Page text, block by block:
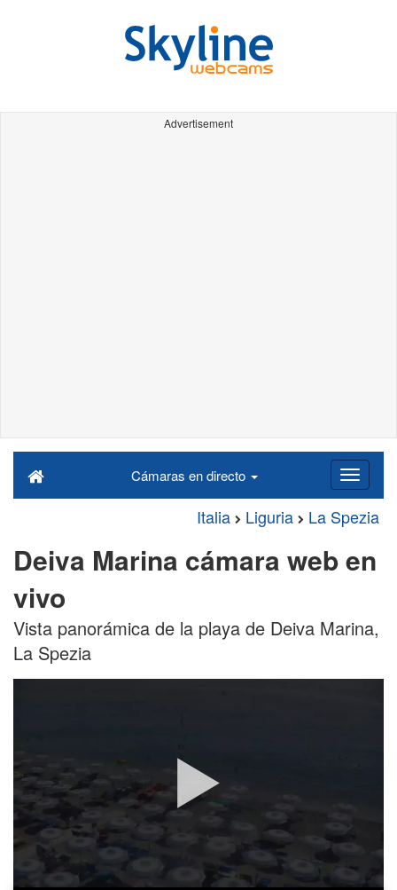
Advertisement
Cámaras en directo
Italia Liguria La Spezia
Deiva Marina cámara web en
vivo
Vista panorámica de la playa de Deiva Marina,
La Spezia